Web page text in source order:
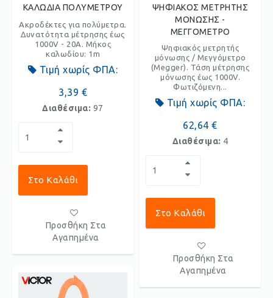
ΚΑΛΩΔΙΑ ΠΟΛΥΜΕΤΡΟΥ
Ακροδέκτες για πολύμετρα.
Δυνατότητα μέτρησης έως
1000V - 20A. Μήκος
καλωδίου: 1m
Τιμή χωρίς ΦΠΑ:
3,39 €
Διαθέσιμα: 97
Στο Καλάθι
Προσθήκη Στα
Αγαπημένα
ΨΗΦΙΑΚΟΣ ΜΕΤΡΗΤΗΣ
ΜΟΝΩΣΗΣ -
ΜΕΓΓΟΜΕΤΡΟ
Ψηφιακός μετρητής
μόνωσης / Μεγγόμετρο
(Megger). Τάση μέτρησης
μόνωσης έως 1000V.
Φωτιζόμενη...
Τιμή χωρίς ΦΠΑ:
62,64 €
Διαθέσιμα: 4
Στο Καλάθι
Προσθήκη Στα
Αγαπημένα